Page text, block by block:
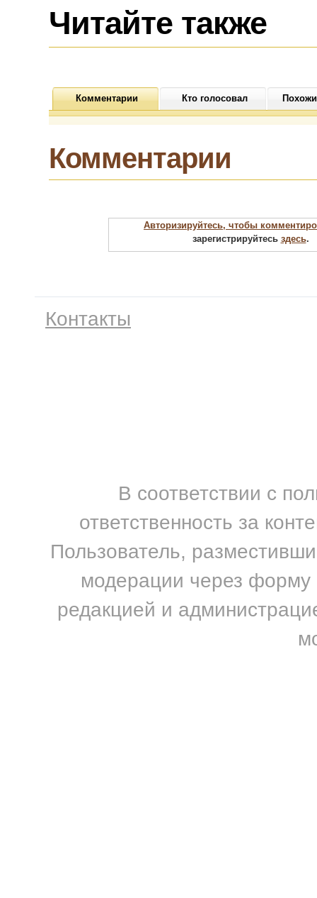
Читайте также
Комментарии Кто голосовал
Комментарии
Авторизируйтесь, чтобы
зарегистрируйтесь здесь.
Контакты
В соответствии с
ответственность за
Пользователь,
модерации через форму
редакцией и